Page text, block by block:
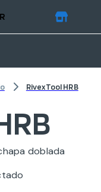
RivexTool HRB
doblada